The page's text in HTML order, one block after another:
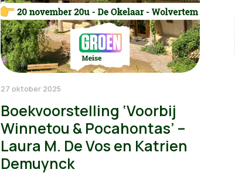
27 oktober 2025
Boekvoorstelling ‘Voorbij
Winnetou & Pocahontas’ –
Laura M. De Vos en Katrien
Demuynck